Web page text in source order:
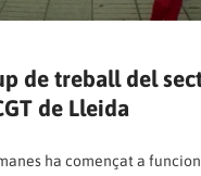
de treball del
de Lleida
ha començat a